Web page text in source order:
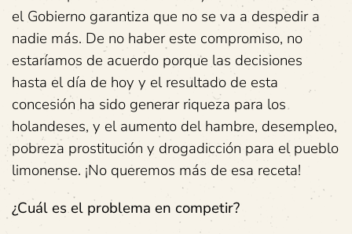
el Gobierno garantiza que no se va a despedir a
nadie más. De no haber este compromiso, no
estaríamos de acuerdo porque las decisiones
hasta el día de hoy y el resultado de esta
concesión ha sido generar riqueza para los
holandeses, y el aumento del hambre, desempleo,
pobreza prostitución y drogadicción para el pueblo
limonense. ¡No queremos más de esa receta!
¿Cuál es el problema en competir?